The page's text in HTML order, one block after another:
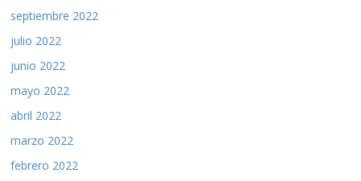
septiembre 2022
julio 2022
junio 2022
mayo 2022
abril 2022
marzo 2022
febrero 2022